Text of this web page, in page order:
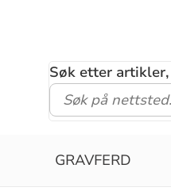
Søk etter
GRAVFERD